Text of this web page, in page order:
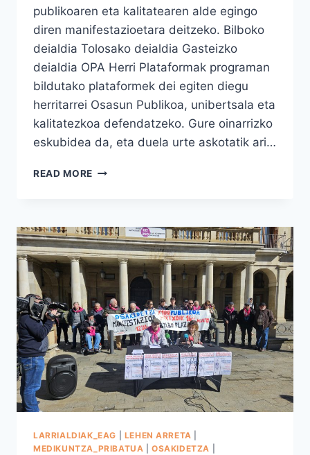
publikoaren eta kalitatearen alde egingo
diren manifestazioetara deitzeko. Bilboko
deialdia Tolosako deialdia Gasteizko
deialdia OPA Herri Plataformak programan
bildutako plataformek dei egiten diegu
herritarrei Osasun Publikoa, unibertsala eta
kalitatezkoa defendatzeko. Gure oinarrizko
eskubidea da, eta duela urte askotatik ari…
READ MORE OSASUN
16KO
MANIFESTAZIOETARAKO
DEIALDIAK
(ARABA,
BIZKAIA
ETA
GIPUZKOA)
LARRIALDIAK_EAG LEHEN ARRETA
MEDIKUNTZA_PRIBATUA |OSAKIDETZA